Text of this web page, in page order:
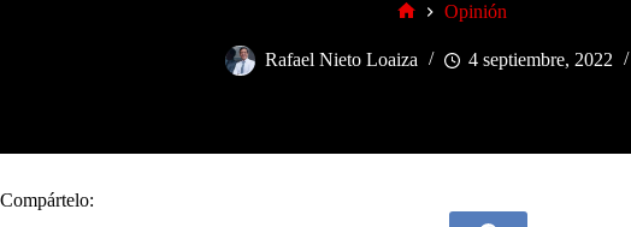
Opinión
Rafael Nieto Loaiza 4 septiembre, 2022
Compártelo: